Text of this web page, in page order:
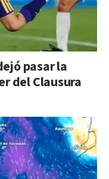
pasar la
del Clausura